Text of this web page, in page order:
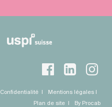
Confidentialité
Mentions légales
Plan de site
By Procab